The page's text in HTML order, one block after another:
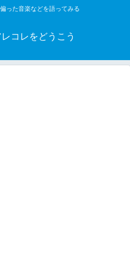
った音楽などを語ってみる
コレをどうこう